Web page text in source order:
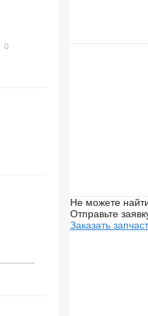
Не можете
Отправьте
Заказать